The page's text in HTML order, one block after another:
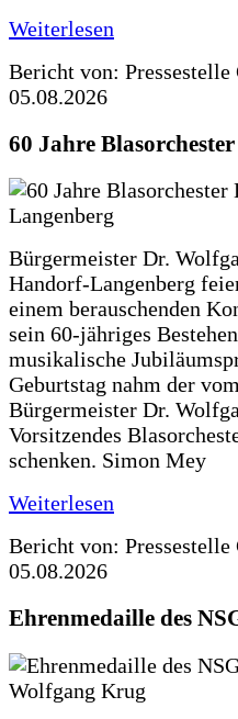
Weiterlesen
Bericht von:
05.08.2026
60 Jahre
Bürgermeister Dr.
Handorf-Langenberg
einem berauschenden
sein 60-jähriges
musikalische
Geburtstag nahm der
Bürgermeister Dr.
Vorsitzendes
schenken. Simon Mey
Weiterlesen
Bericht von:
05.08.2026
Ehrenmedaille des